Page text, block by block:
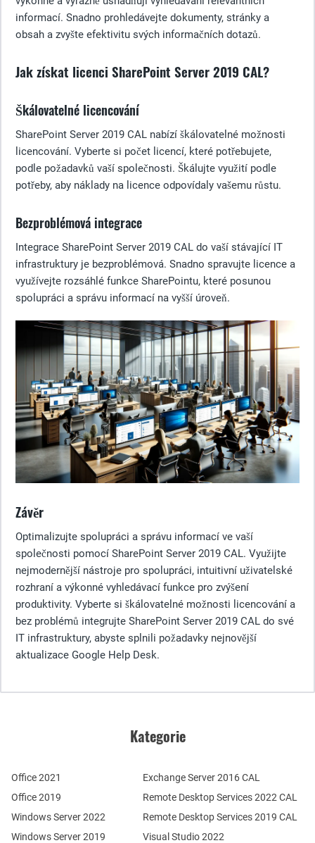
informací. Snadno prohledávejte dokumenty, stránky a
obsah a zvyšte efektivitu svých informačních dotazů.
Jak získat licenci SharePoint Server 2019 CAL?
Škálovatelné licencování
SharePoint Server 2019 CAL nabízí škálovatelné možnosti
licencování. Vyberte si počet licencí, které potřebujete,
podle požadavků vaší společnosti. Škálujte využití podle
potřeby, aby náklady na licence odpovídaly vašemu růstu.
Bezproblémová integrace
Integrace SharePoint Server 2019 CAL do vaší stávající IT
infrastruktury je bezproblémová. Snadno spravujte licence a
využívejte rozsáhlé funkce SharePointu, které posunou
spolupráci a správu informací na vyšší úroveň.
Závěr
Optimalizujte spolupráci a správu informací ve vaší
společnosti pomocí SharePoint Server 2019 CAL. Využijte
nejmodernější nástroje pro spolupráci, intuitivní uživatelské
rozhraní a výkonné vyhledávací funkce pro zvýšení
produktivity. Vyberte si škálovatelné možnosti licencování a
bez problémů integrujte SharePoint Server 2019 CAL do své
IT infrastruktury, abyste splnili požadavky nejnovější
aktualizace Google Help Desk.
Kategorie
Office 2021
Office 2019
Windows Server 2022
Windows Server 2019
Remote Desktop Services 2022 CAL
Remote Desktop Services 2019 CAL
Exchange Server 2016 CAL
Visual Studio 2022